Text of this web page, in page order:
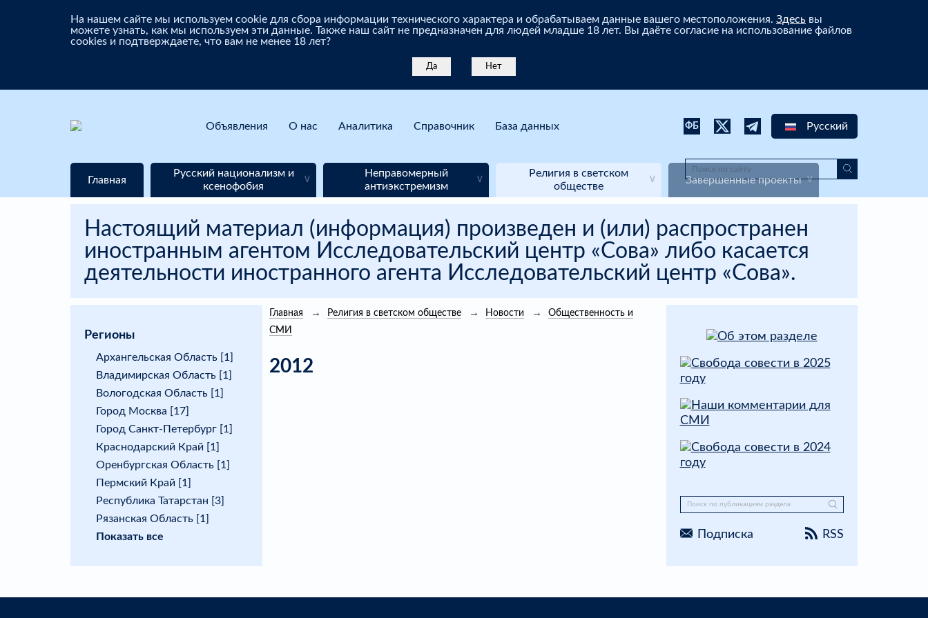
На нашем сайте мы используем cookie для сбора информации технического характера и обрабатываем данные вашего местоположения. Здесь вы
можете узнать, как мы используем эти данные. Также наш сайт не предназначен для людей младше 18 лет. Вы даёте согласие на использование файлов
cookies и подтверждаете, что вам не менее 18 лет?
Да Нет
Объявления О нас Аналитика Справочник База данных ФБ Русский
Главная
Русский национализм и
ксенофобия
Неправомерный
антиэкстремизм
Религия в светском
обществе
Завершенные проекты
Настоящий материал (информация) произведен и (или) распространен
иностранным агентом Исследовательский центр «Сова» либо касается
деятельности иностранного агента Исследовательский центр «Сова».
Регионы
Архангельская Область [1]
Владимирская Область [1]
Вологодская Область [1]
Город Москва [17]
Город Санкт-Петербург [1]
Краснодарский Край [1]
Оренбургская Область [1]
Пермский Край [1]
Республика Татарстан [3]
Рязанская Область [1]
Показать все
Главная Религия в светском обществе Новости
Общественность и
СМИ
2012
Подписка RSS